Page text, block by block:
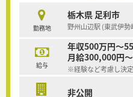
勤務地
栃木県 足利市
野州山辺駅 (東武伊勢
給与
年収500万円～
月給300,000円
※経験など考慮し決定
非公開